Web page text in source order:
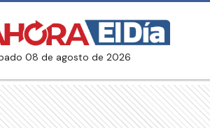
08 de agosto de 2026